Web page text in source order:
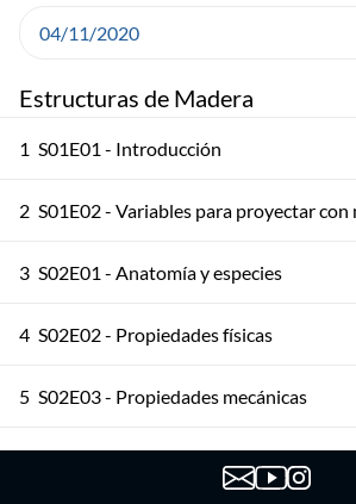
Estructuras de Madera
1 S01E01 - Introducción
2 S01E02 - Variables para proyectar con
3 S02E01 - Anatomía y especies
4 S02E02 - Propiedades físicas
5 S02E03 - Propiedades mecánicas
6 S03E01 - Madera aserrada 1
04/11/2020